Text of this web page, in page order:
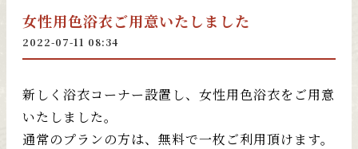
女性用色浴衣ご用意いたしました
2022-07-11 08:34
新しく浴衣コーナー設置し、女性用色浴衣をご用意
いたしました。
通常のプランの方は、無料で一枚ご利用頂けます。